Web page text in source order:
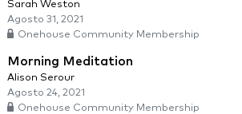
Sarah Weston
Agosto 31, 2021
Onehouse Community Membership
Morning Meditation
Alison Serour
Agosto 24, 2021
Onehouse Community Membership